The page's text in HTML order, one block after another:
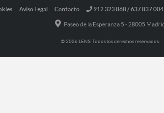
Aviso Legal Contacto 912 323 868 / 637 837 004
Paseo de la Esperanza 5 - 28005
© 2026 LENS. Todos los derechos reservados.